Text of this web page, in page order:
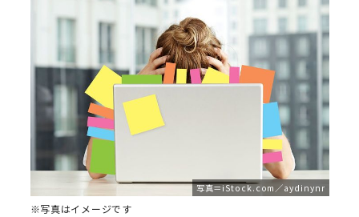
写真＝iStock.com／aydinynr
※写真はイメージです